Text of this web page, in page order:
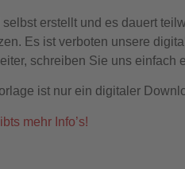
erstellt und es dauert
Es ist verboten unsere
schreiben Sie uns einfach
ist nur ein digitaler
mehr Info’s!